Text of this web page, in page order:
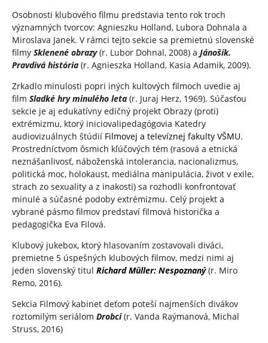
Osobnosti klubového filmu predstavia tento rok troch
významných tvorcov: Agnieszku Holland, Lubora Dohnala a
Miroslava Janek. V rámci tejto sekcie sa premietnú slovenské
filmy Sklenené obrazy(r. Lubor Dohnal, 2008) a Jánošík.
Pravdivá história (r. Agnieszka Holland, Kasia Adamik, 2009).
Zrkadlo minulosti popri iných kultových filmoch uvedie aj
film Sladké hry minulého leta (r. Juraj Herz, 1969). Súčasťou
sekcie je aj edukatívny edičný projekt Obrazy (proti)
extrémizmu, ktorý iniciovalipedagógovia Katedry
audiovizuálnych štúdií Filmovej a televíznej fakulty VŠMU.
Prostredníctvom ôsmich kľúčových tém (rasová a etnická
neznášanlivosť, náboženská intolerancia, nacionalizmus,
politická moc, holokaust, mediálna manipulácia, život v exile,
strach zo sexuality a z inakosti) sa rozhodli konfrontovať
minulé a súčasné podoby extrémizmu. Celý projekt a
vybrané pásmo filmov predstaví filmová historička a
pedagogička Eva Filová.
Klubový jukebox, ktorý hlasovaním zostavovali diváci,
premietne 5 úspešných klubových filmov, medzi nimi aj
jeden slovenský titul Richard Müller: Nespoznaný(r. Miro
Remo, 2016).
Sekcia Filmový kabinet deťom poteší najmenších divákov
roztomilým seriálom Drobci (r. Vanda Raýmanová, Michal
Struss, 2016)